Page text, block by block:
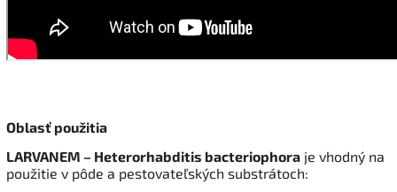
Oblasť použitia
LARVANEM – Heterorhabditis bacteriophora je vhodný na
použitie v pôde a pestovateľských substrátoch: